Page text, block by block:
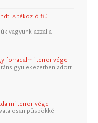
A tékozló fiú
vagyunk azzal a
forradalmi terror vége
gyülekezetben adott
terror vége
püspökké